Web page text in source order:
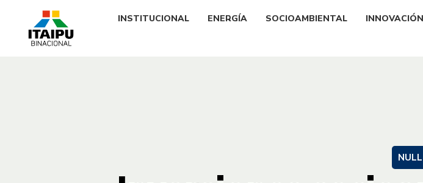
INSTITUCIONAL ENERGÍA SOCIOAMBIENTAL INNOVACIÓN
NULL